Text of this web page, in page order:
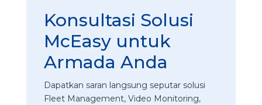
Konsultasi Solusi
McEasy untuk
Armada Anda
Dapatkan saran langsung seputar solusi
Fleet Management, Video Monitoring,